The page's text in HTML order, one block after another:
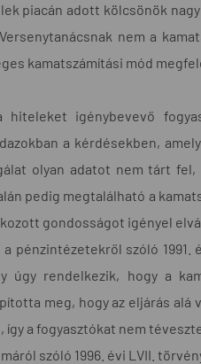
piacán adott kölcsönök
nem a
kamatszámítási mód
igénybevevő
a kérdésekben,
olyan adatot nem tárt
pedig megtalálható a
gondosságot igényel
pénzintézetekről szóló
úgy rendelkezik, hogy a
meg, hogy az eljárás
így a fogyasztókat nem
szóló 1996. évi LVII.